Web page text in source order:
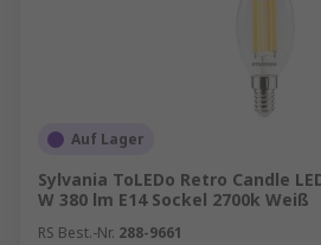
Auf Lager
Sylvania ToLEDo Retro Candle
W 380 lm E14 Sockel 2700k Weiß
RS Best.-Nr. 288-9661